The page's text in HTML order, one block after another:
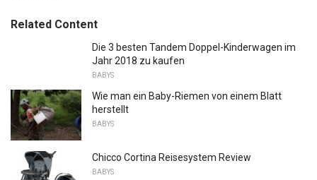
Related Content
Die 3 besten Tandem Doppel-Kinderwagen im
Jahr 2018 zu kaufen
BABYS
Wie man ein Baby-Riemen von einem Blatt
herstellt
BABYS
Chicco Cortina Reisesystem Review
BABYS